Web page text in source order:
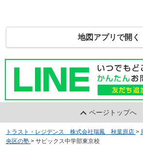
地図アプリで開く
ページトップへ
トラスト・レジデンス 株式会社瑞鳳 秋葉原店 >
央区の塾 > サピックス中学部東京校